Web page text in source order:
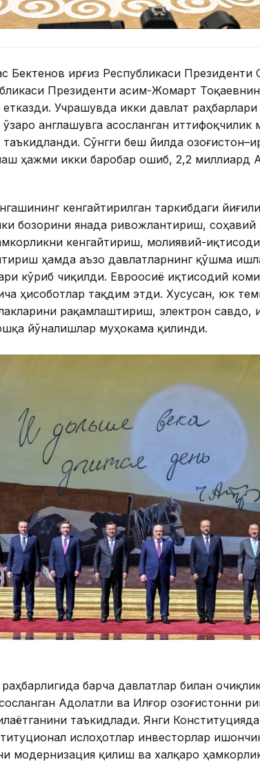
Бектенов Қирғиз Республикаси Президенти
Президенти Қасим-Жомарт
Учрашувда икки давлат
англашувга асосланган иттифоқчилик
Сўнгги беш йилда
ҳажми икки баробар ошиб, 2,2 миллиард
кенгайтирилган таркибдаги
бозорини янада ривожлантириш, соҳавий
кенгайтириш, молиявий-
ҳамда аъзо давлатларнинг қўшма
кўриб чиқилди. Евроосиё иқтисодий
ҳисоботлар тақдим этди. Хусусан, юк
рақамлаштириш, электрон савдо,
йўналишлар муҳокама қилинди.
барча давлатлар билан
Адолатли ва Илғор Қозоғистонни
таъкидлади. Янги
ислоҳотлар инвесторлар
модернизация қилиш ва халқаро